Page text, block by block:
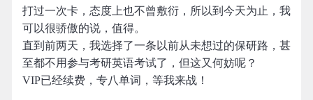
打过一次卡，态度上也不曾敷衍，所以到今天为止，我
可以很骄傲的说，值得。
直到前两天，我选择了一条以前从未想过的保研路，甚
至都不用参与考研英语考试了，但这又何妨呢？
VIP已经续费，专八单词，等我来战！